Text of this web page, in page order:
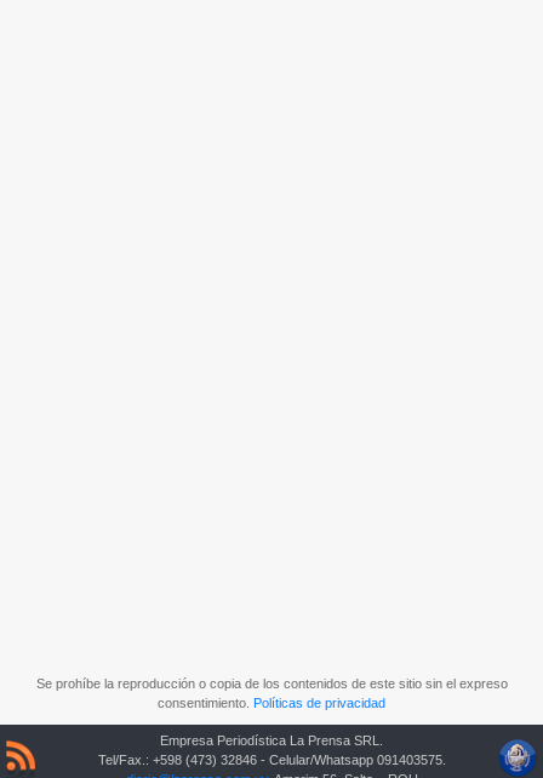
Se prohíbe la reproducción o copia de los contenidos de este sitio sin el expreso
consentimiento. Políticas de privacidad
Empresa Periodística La Prensa SRL.
Tel/Fax.: +598 (473) 32846 - Celular/Whatsapp 091403575.